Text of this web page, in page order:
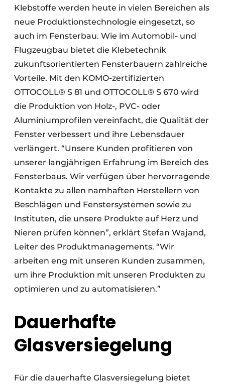
Klebstoffe werden heute in vielen Bereichen als
neue Produktionstechnologie eingesetzt, so
auch im Fensterbau. Wie im Automobil- und
Flugzeugbau bietet die Klebetechnik
zukunftsorientierten Fensterbauern zahlreiche
Vorteile. Mit den KOMO-zertifizierten
OTTOCOLL® S 81 und OTTOCOLL® S 670 wird
die Produktion von Holz-, PVC- oder
Aluminiumprofilen vereinfacht, die Qualität der
Fenster verbessert und ihre Lebensdauer
verlängert. “Unsere Kunden profitieren von
unserer langjährigen Erfahrung im Bereich des
Fensterbaus. Wir verfügen über hervorragende
Kontakte zu allen namhaften Herstellern von
Beschlägen und Fenstersystemen sowie zu
Instituten, die unsere Produkte auf Herz und
Nieren prüfen können”, erklärt Stefan Wajand,
Leiter des Produktmanagements. “Wir
arbeiten eng mit unseren Kunden zusammen,
um ihre Produktion mit unseren Produkten zu
optimieren und zu automatisieren.”
Dauerhafte
Glasversiegelung
Für die dauerhafte Glasversiegelung bietet